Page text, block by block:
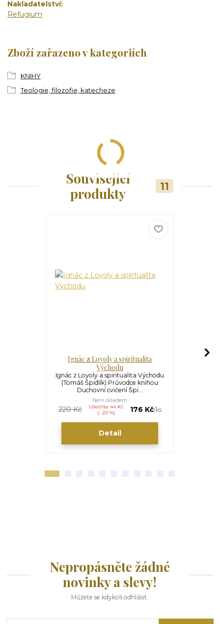
Nakladatelství
Refugium
Zboží zařazeno v kategoriích
KNIHY
Teologie, filozofie, katecheze
Související
produkty
11
Ignác z Loyoly a spiritualita
Východu
Ignác z Loyoly a spiritualita Východu
(Tomáš Špidlík) Průvodce knihou
Duchovní cvičení Špi...
220 Kč
Ušetříte 44 Kč
(- 20 %)
176 Kč/ks
Není skladem
Detail
Nepropásněte žádné
novinky a slevy!
Můžete se kdykoli odhlásit.